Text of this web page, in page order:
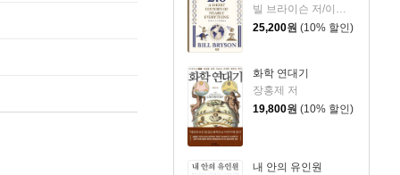
빌 브라이슨 저/이덕환 역
25,200원 (10% 할인)
화학 연대기
장홍제 저
19,800원 (10% 할인)
내 안의 유인원